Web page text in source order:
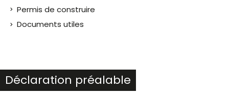
Permis de construire
Documents utiles
Déclaration préalable